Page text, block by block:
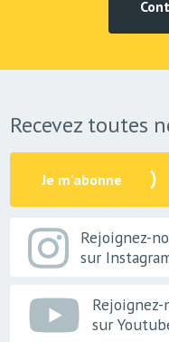
Recevez toutes
Je m'abonne
Rejoignez-
sur
Rejoignez-
sur